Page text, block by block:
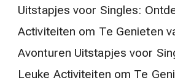
Uitstapjes voor Singles:
Activiteiten om Te Genieten
Avonturen Uitstapjes voor
Leuke Activiteiten om Te